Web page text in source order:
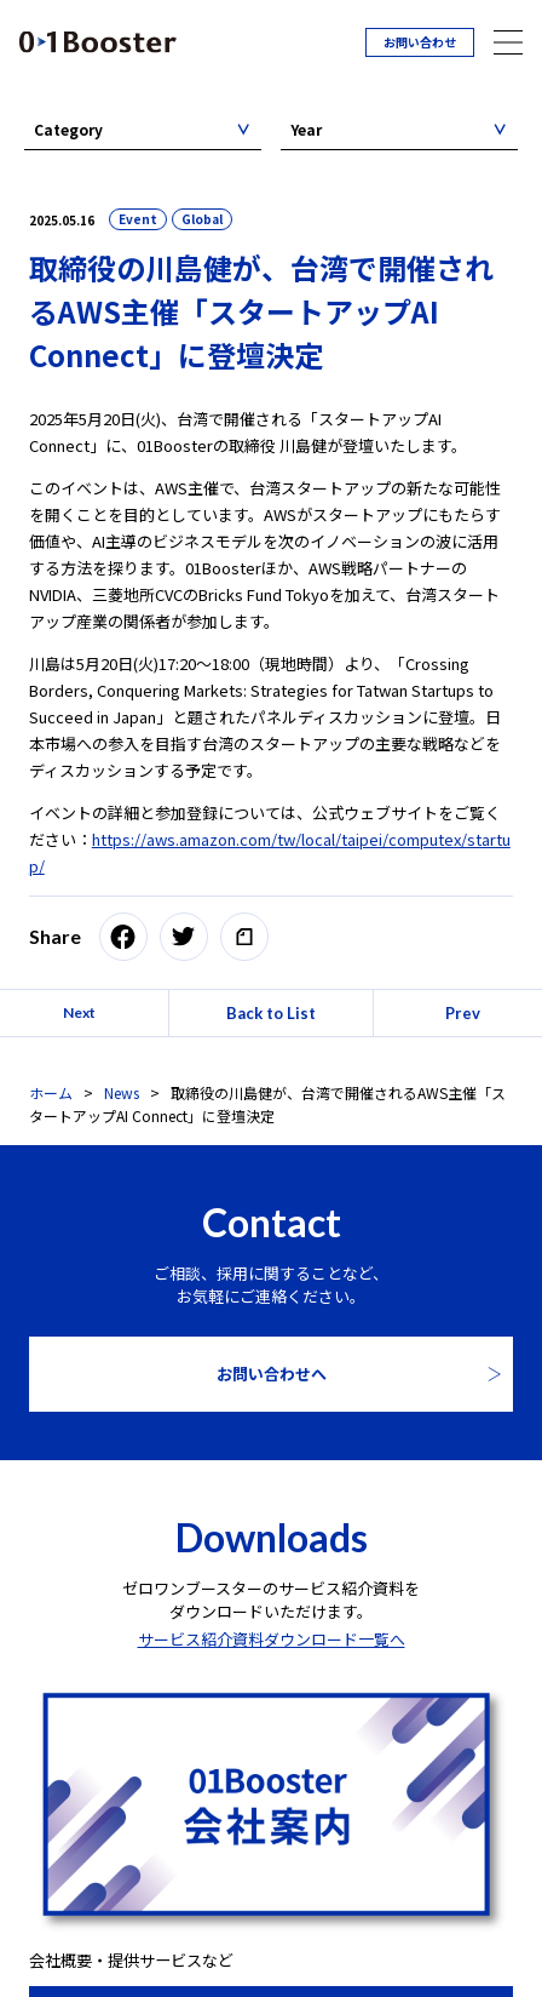
お問い合わせ
2025.05.16 Event Global
取締役の川島健が、台湾で開催され
るAWS主催「スタートアップAI
Connect」に登壇決定
2025年5月20日(火)、台湾で開催される「スタートアップAI
Connect」に、01Boosterの取締役 川島健が登壇いたします。
このイベントは、AWS主催で、台湾スタートアップの新たな可能性
を開くことを目的としています。AWSがスタートアップにもたらす
価値や、AI主導のビジネスモデルを次のイノベーションの波に活用
する方法を探ります。01Boosterほか、AWS戦略パートナーの
NVIDIA、三菱地所CVCのBricks Fund Tokyoを加えて、台湾スタート
アップ産業の関係者が参加します。
川島は5月20日(火)17:20～18:00（現地時間）より、「Crossing
Borders, Conquering Markets: Strategies for Tatwan Startups to
Succeed in Japan」と題されたパネルディスカッションに登壇。日
本市場への参入を目指す台湾のスタートアップの主要な戦略などを
ディスカッションする予定です。
イベントの詳細と参加登録については、公式ウェブサイトをご覧く
ださい： https://aws.amazon.com/tw/local/taipei/computex/startu
p/
Share
Category Year
Next Back to List Prev
ホーム News
取締役の川島健が、台湾で開催されるAWS主催「ス
タートアップAI Connect」に登壇決定
Contact
ご相談、採用に関することなど、
お気軽にご連絡ください。
お問い合わせへ
Downloads
ゼロワンブースターのサービス紹介資料を
ダウンロードいただけます。
サービス紹介資料ダウンロード一覧へ
会社概要・提供サービスなど